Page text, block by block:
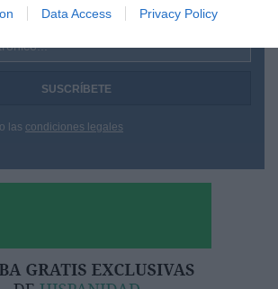
Data Access Privacy Policy
las condiciones legales